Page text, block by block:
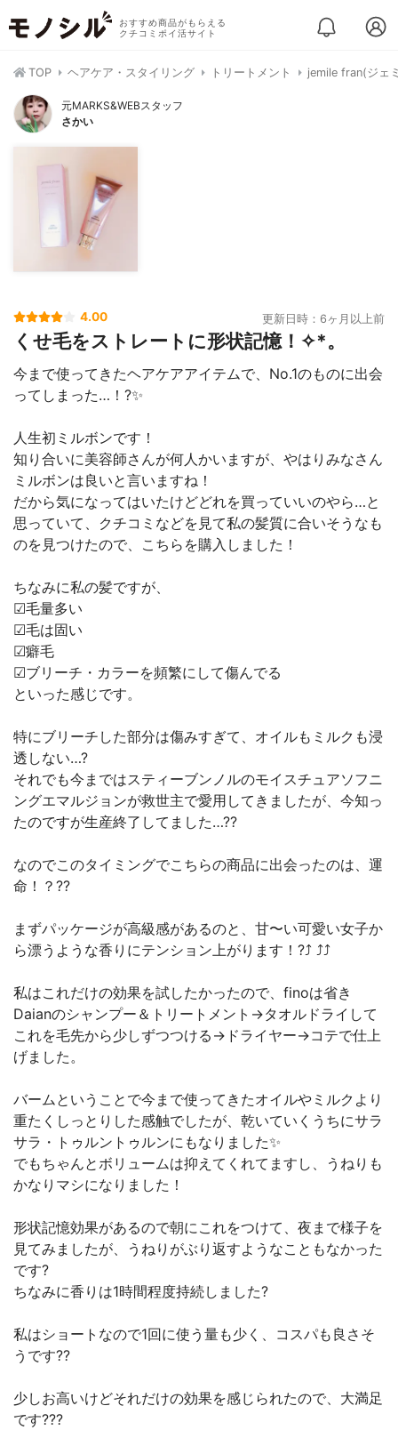
おすすめ商品がもらえる
クチコミポイ活サイト
TOP ヘアケア・スタイリング トリートメント jemile fran(ジェ
元MARKS&WEBスタッフ
さかい
4.00 更新日時：6ヶ月以上前
くせ毛をストレートに形状記憶！✧︎*。
今まで使ってきたヘアケアアイテムで、No.1のものに出会
ってしまった…！?✨
人生初ミルボンです！
知り合いに美容師さんが何人かいますが、やはりみなさん
ミルボンは良いと言いますね！
だから気になってはいたけどどれを買っていいのやら…と
思っていて、クチコミなどを見て私の髪質に合いそうなも
のを見つけたので、こちらを購入しました！
ちなみに私の髪ですが、
︎︎︎︎︎︎☑︎毛量多い
︎︎︎︎︎︎☑︎毛は固い
︎︎︎︎︎︎☑︎癖毛
︎︎︎︎︎︎☑︎ブリーチ・カラーを頻繁にして傷んでる
といった感じです。
特にブリーチした部分は傷みすぎて、オイルもミルクも浸
透しない…?
それでも今まではスティーブンノルのモイスチュアソフニ
ングエマルジョンが救世主で愛用してきましたが、今知っ
たのですが生産終了してました…??
なのでこのタイミングでこちらの商品に出会ったのは、運
命！？??
まずパッケージが高級感があるのと、甘〜い可愛い女子か
ら漂うような香りにテンション上がります！?⤴︎ ⤴︎⤴︎
私はこれだけの効果を試したかったので、finoは省き
Daianのシャンプー＆トリートメント→タオルドライして
これを毛先から少しずつつける→ドライヤー→コテで仕上
げました。
バームということで今まで使ってきたオイルやミルクより
重たくしっとりした感触でしたが、乾いていくうちにサラ
サラ・トゥルントゥルンにもなりました✨
でもちゃんとボリュームは抑えてくれてますし、うねりも
かなりマシになりました！
形状記憶効果があるので朝にこれをつけて、夜まで様子を
見てみましたが、うねりがぶり返すようなこともなかった
です?
ちなみに香りは1時間程度持続しました?
私はショートなので1回に使う量も少く、コスパも良さそ
うです??
少しお高いけどそれだけの効果を感じられたので、大満足
です???